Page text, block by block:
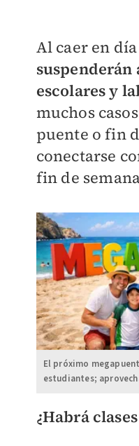
Al caer en
escolares y
muchos
puente o fin
conectarse
fin de
El próximo
estudiantes;
¿Habrá